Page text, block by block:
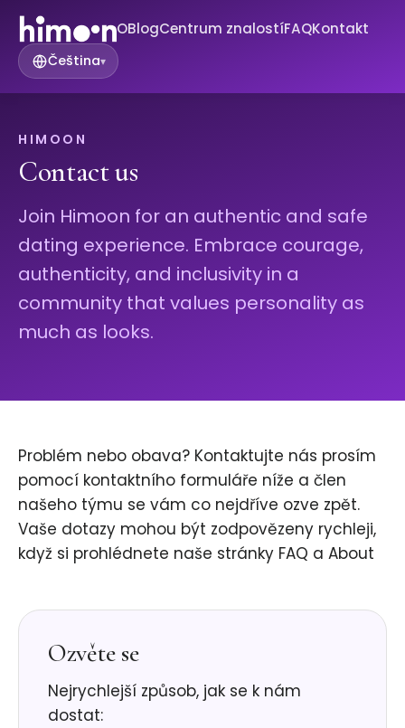
OBlogCentrum znalostíFAQKontakt
Čeština▾
HIMOON
Contact us
Join Himoon for an authentic and safe
dating experience. Embrace courage,
authenticity, and inclusivity in a
community that values personality as
much as looks.
Problém nebo obava? Kontaktujte nás prosím
pomocí kontaktního formuláře níže a člen
našeho týmu se vám co nejdříve ozve zpět.
Vaše dotazy mohou být zodpovězeny rychleji,
když si prohlédnete naše stránky FAQ a About
Ozvěte se
Nejrychlejší způsob, jak se k nám
dostat: